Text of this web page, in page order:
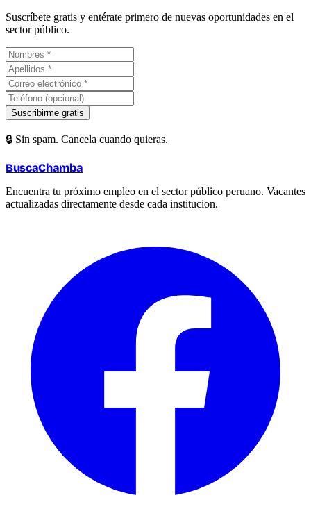
Suscríbete gratis y entérate primero de nuevas oportunidades en el
sector público.
Suscribirme gratis
🔒 Sin spam. Cancela cuando quieras.
BuscaChamba
Encuentra tu próximo empleo en el sector público peruano. Vacantes
actualizadas directamente desde cada institucion.